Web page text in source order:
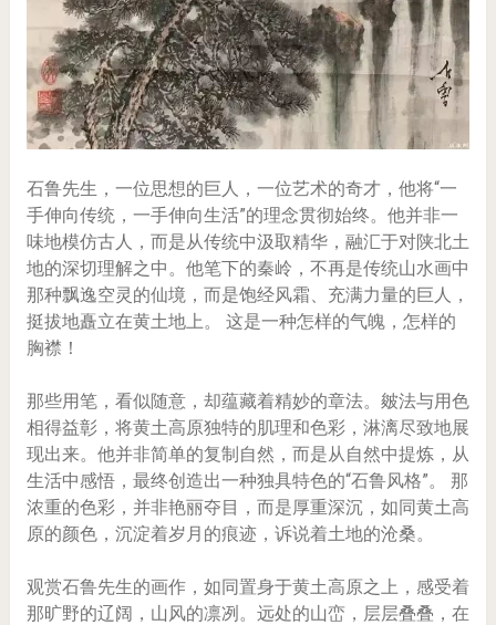
石鲁先生，一位思想的巨人，一位艺术的奇才，他将“一
手伸向传统，一手伸向生活”的理念贯彻始终。他并非一
味地模仿古人，而是从传统中汲取精华，融汇于对陕北土
地的深切理解之中。他笔下的秦岭，不再是传统山水画中
那种飘逸空灵的仙境，而是饱经风霜、充满力量的巨人，
挺拔地矗立在黄土地上。 这是一种怎样的气魄，怎样的
胸襟！
那些用笔，看似随意，却蕴藏着精妙的章法。皴法与用色
相得益彰，将黄土高原独特的肌理和色彩，淋漓尽致地展
现出来。他并非简单的复制自然，而是从自然中提炼，从
生活中感悟，最终创造出一种独具特色的“石鲁风格”。 那
浓重的色彩，并非艳丽夺目，而是厚重深沉，如同黄土高
原的颜色，沉淀着岁月的痕迹，诉说着土地的沧桑。
观赏石鲁先生的画作，如同置身于黄土高原之上，感受着
那旷野的辽阔，山风的凛冽。远处的山峦，层层叠叠，在